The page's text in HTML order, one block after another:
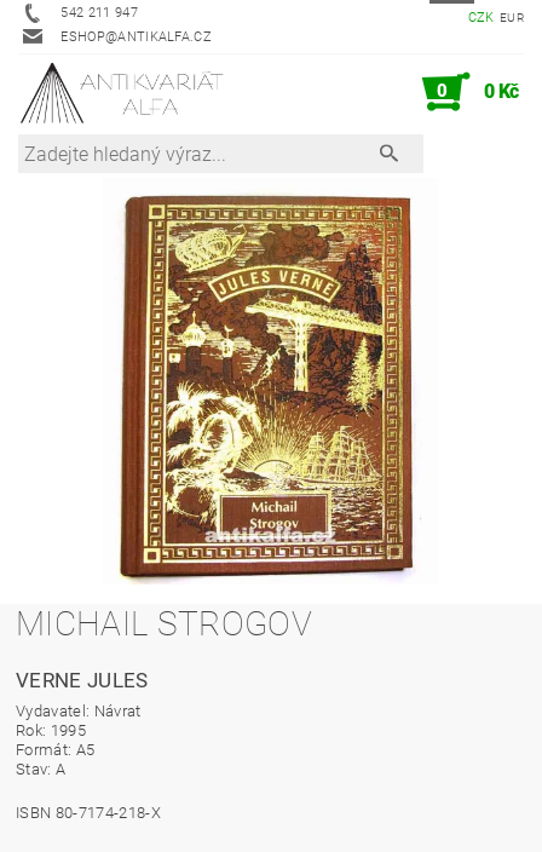
542 211 947
ESHOP@ANTIKALFA.CZ
CZK EUR
0 0 Kč
MICHAIL STROGOV
VERNE JULES
Vydavatel: Návrat
Rok: 1995
Formát: A5
Stav: A
ISBN 80-7174-218-X